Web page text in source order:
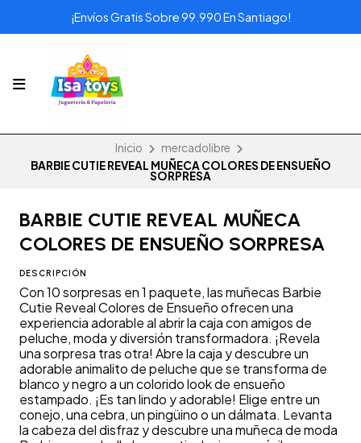
¡Envíos Gratis Sobre 99.990 En Santiago!
Inicio
mercadolibre
BARBIE CUTIE REVEAL MUÑECA COLORES DE ENSUEÑO
SORPRESA
BARBIE CUTIE REVEAL MUÑECA
COLORES DE ENSUEÑO SORPRESA
DESCRIPCIÓN
Con 10 sorpresas en 1 paquete, las muñecas Barbie
Cutie Reveal Colores de Ensueño ofrecen una
experiencia adorable al abrir la caja con amigos de
peluche, moda y diversión transformadora. ¡Revela
una sorpresa tras otra! Abre la caja y descubre un
adorable animalito de peluche que se transforma de
blanco y negro a un colorido look de ensueño
estampado. ¡Es tan lindo y adorable! Elige entre un
conejo, una cebra, un pingüino o un dálmata. Levanta
la cabeza del disfraz y descubre una muñeca de moda